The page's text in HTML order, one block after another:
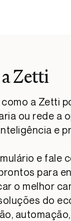
Zetti
a Zetti
ou rede a
e
e fale
para
o melhor
do